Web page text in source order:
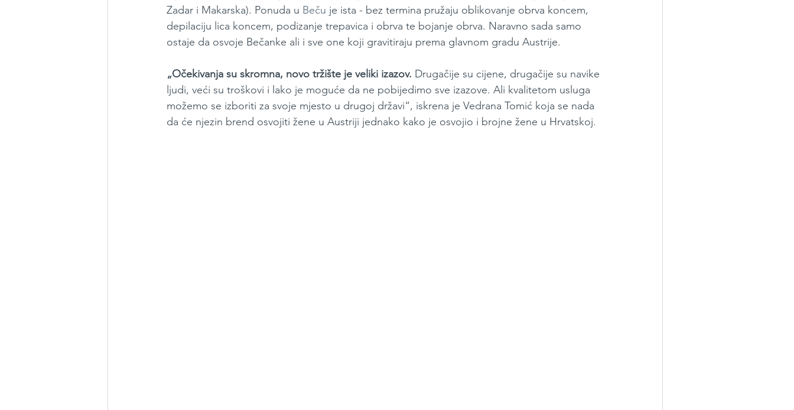
Zadar i Makarska). Ponuda u Beču je ista - bez termina pružaju oblikovanje obrva koncem,
depilaciju lica koncem, podizanje trepavica i obrva te bojanje obrva. Naravno sada samo
ostaje da osvoje Bečanke ali i sve one koji gravitiraju prema glavnom gradu Austrije.
„Očekivanja su skromna, novo tržište je veliki izazov. Drugačije su cijene, drugačije su navike
ljudi, veći su troškovi i lako je moguće da ne pobijedimo sve izazove. Ali kvalitetom usluga
možemo se izboriti za svoje mjesto u drugoj državi“, iskrena je Vedrana Tomić koja se nada
da će njezin brend osvojiti žene u Austriji jednako kako je osvojio i brojne žene u Hrvatskoj.